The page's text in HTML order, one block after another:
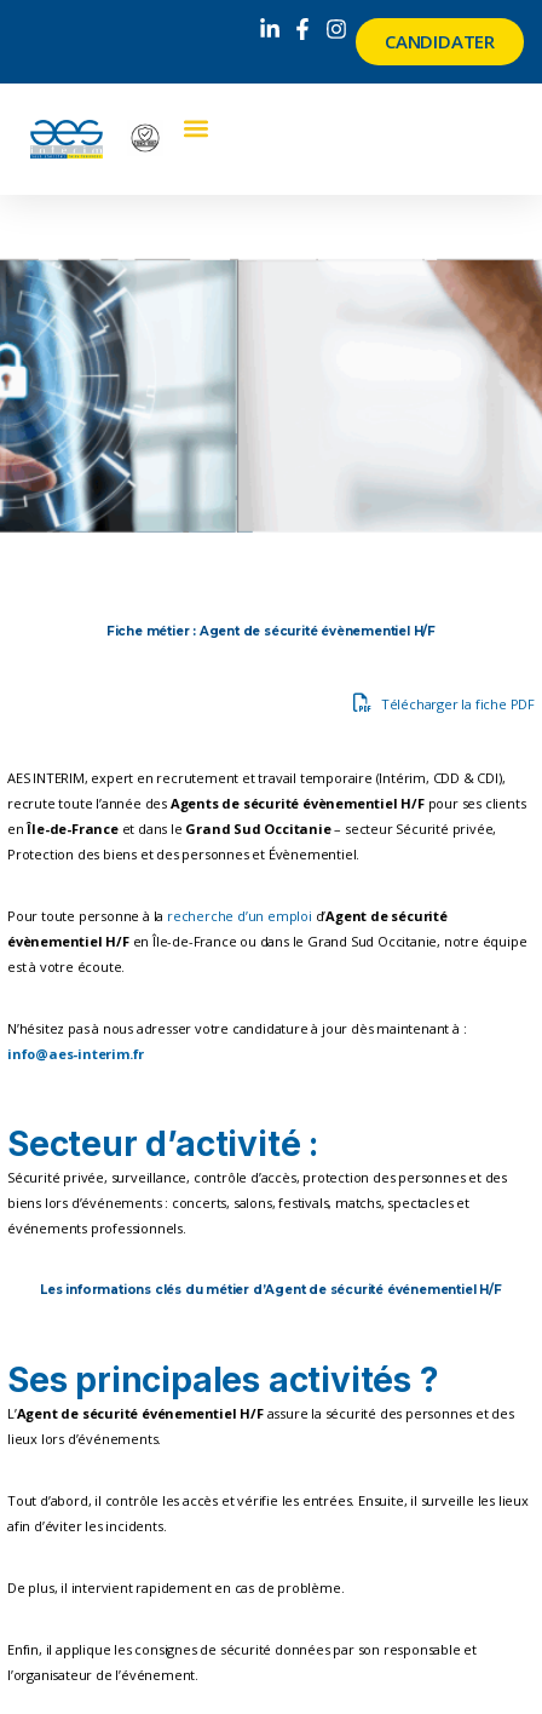
CANDIDATER
Fiche métier : Agent de sécurité évènementiel H/F
Télécharger la fiche PDF
AES INTERIM, expert en recrutement et travail temporaire (Intérim, CDD & CDI),
recrute toute l’année des Agents de sécurité évènementiel H/Fpour ses clients
enÎle-de-Franceet dans le Grand Sud Occitanie– secteur Sécurité privée,
Protection des biens et des personnes et Évènementiel.
Pour toute personne à la recherche d’un emploi d’Agent de sécurité
évènementiel H/Fen Île-de-France ou dans le Grand Sud Occitanie, notre équipe
est à votre écoute.
N’hésitez pas à nous adresser votre candidature à jour dès maintenant à :
info@aes-interim.fr
Secteur d’activité :
Sécurité privée, surveillance, contrôle d’accès, protection des personnes et des
biens lors d’événements : concerts, salons, festivals, matchs, spectacles et
événements professionnels.
Les informations clés du métier d’Agent de sécurité événementiel H/F
Ses principales activités ?
L’Agent de sécurité événementiel H/Fassure la sécurité des personnes et des
lieux lors d’événements.
Tout d’abord, il contrôle les accès et vérifie les entrées. Ensuite, il surveille les lieux
afin d’éviter les incidents.
De plus, il intervient rapidement en cas de problème.
Enfin, il applique les consignes de sécurité données par son responsable et
l’organisateur de l’événement.